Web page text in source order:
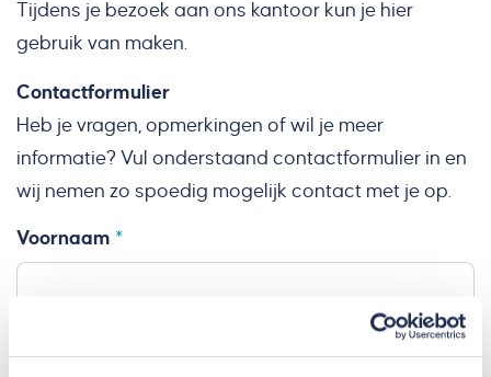
Tijdens je bezoek aan ons kantoor kun je hier
gebruik van maken.
Contactformulier
Heb je vragen, opmerkingen of wil je meer
informatie? Vul onderstaand contactformulier in en
wij nemen zo spoedig mogelijk contact met je op.
Secondary option
Voornaam